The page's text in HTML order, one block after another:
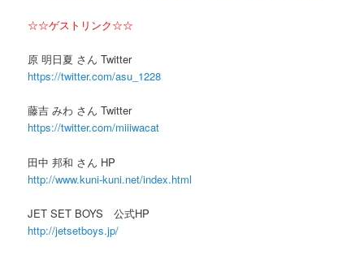
☆☆ゲストリンク☆☆
原 明日夏 さん Twitter
https://twitter.com/asu_1228
藤吉 みわ さん Twitter
https://twitter.com/miiiwacat
田中 邦和 さん HP
http://www.kuni-kuni.net/index.html
JET SET BOYS 公式HP
http://jetsetboys.jp/